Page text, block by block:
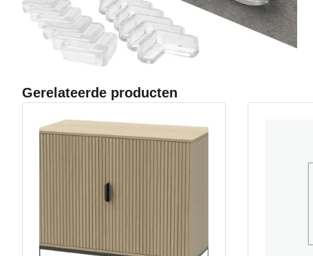
Gerelateerde producten